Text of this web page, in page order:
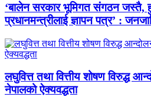
‘बालेन सरकार भूमिगत संगठन जस्तै,
प्रधानमन्त्रीलाई ज्ञापन पत्र’ :
लघुवित्त तथा वित्तीय शोषण विरुद्ध
नेपालको ऐक्यवद्धता